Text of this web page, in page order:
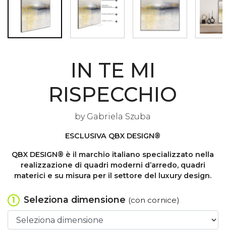
IN TE MI
RISPECCHIO
by Gabriela Szuba
ESCLUSIVA QBX DESIGN®
QBX DESIGN® è il marchio italiano specializzato nella
realizzazione di quadri moderni d’arredo, quadri
materici e su misura per il settore del luxury design.
1 Seleziona dimensione (con cornice)